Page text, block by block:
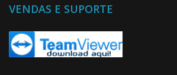
VENDAS E SUPORTE